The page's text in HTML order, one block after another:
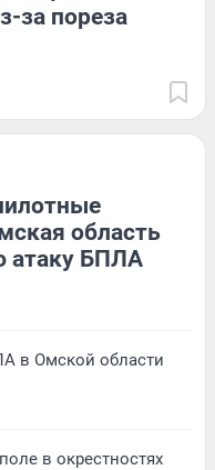
за пореза
область
атаку БПЛА
в Омской области
в окрестностях